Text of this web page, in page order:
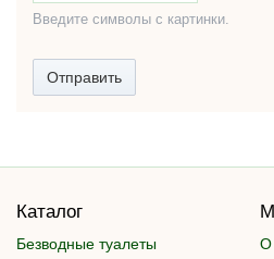
Введите символы с картинки.
Отправить
Каталог
Безводные туалеты
О